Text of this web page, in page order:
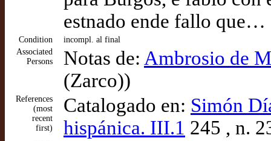
estnado ende fallo que…
Condition
incompl. al final
Associated
Persons
Notas de: Ambrosio de
(Zarco))
References
(most
recent
first)
Catalogado en: Simón
hispánica. III.1 245 , n.